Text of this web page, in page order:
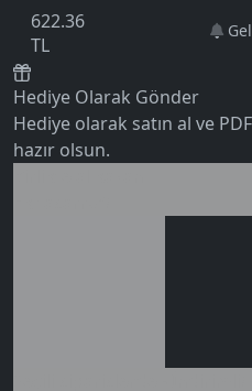
622.36
TL
Hediye Olarak Gönder
Hediye olarak satın al ve
hazır olsun.